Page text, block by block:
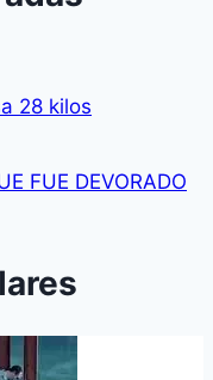
28 kilos
FUE DEVORADO